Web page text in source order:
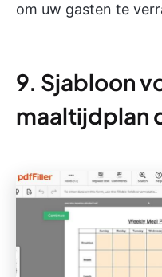
om uw gasten te
9. Sjabloon
maaltijdplan